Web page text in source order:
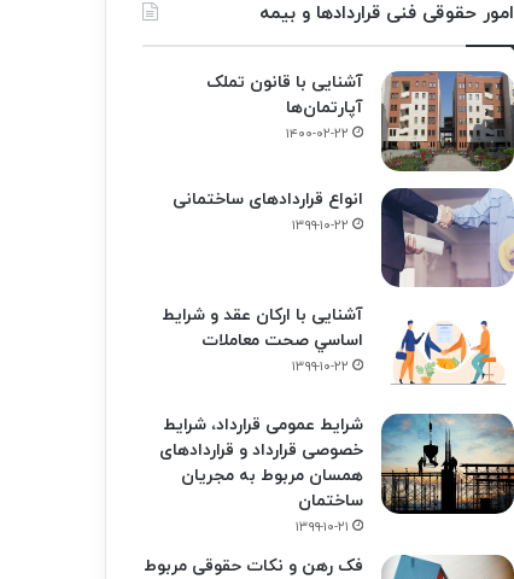
امور حقوقی فنی قراردادها و بیمه
آشنایی با قانون تملک
آپارتمان‌ها
۱۴۰۰-۰۲-۲۲
انواع قراردادهای ساختمانی
۱۳۹۹-۱۰-۲۲
آشنایی با ارکان عقد و شرايط
اساسي صحت معاملات
۱۳۹۹-۱۰-۲۲
شرایط عمومی قرارداد، شرایط
خصوصی قرارداد و قراردادهای
همسان مربوط به مجریان
ساختمان
۱۳۹۹-۱۰-۲۱
فک‌ رهن و نکات حقوقی مربوط